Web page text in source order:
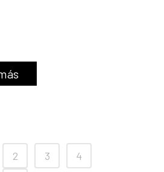
2 3 4